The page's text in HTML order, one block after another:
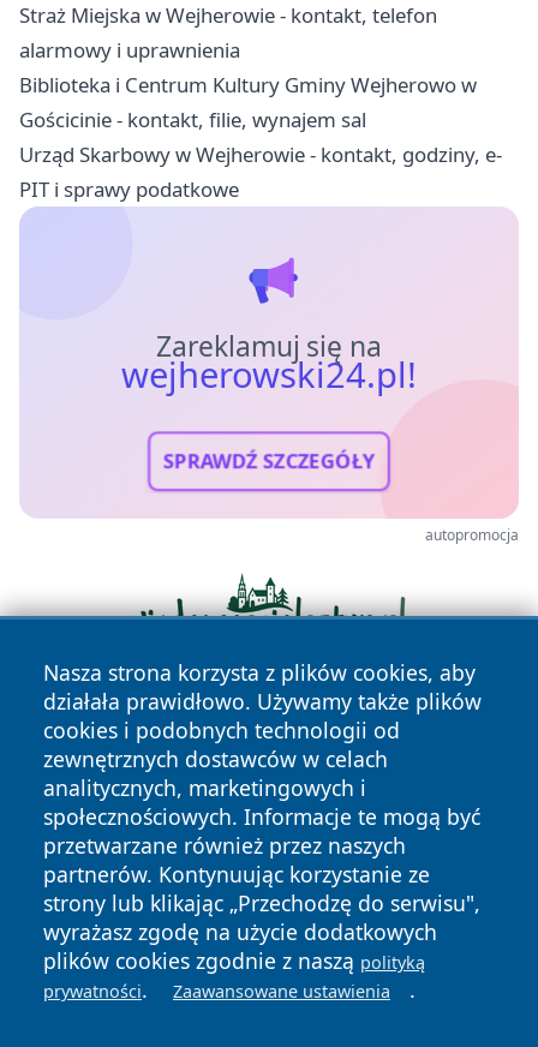
Straż Miejska w Wejherowie - kontakt, telefon
alarmowy i uprawnienia
Biblioteka i Centrum Kultury Gminy Wejherowo w
Gościcinie - kontakt, filie, wynajem sal
Urząd Skarbowy w Wejherowie - kontakt, godziny, e-
PIT i sprawy podatkowe
Zareklamuj się na
wejherowski24.pl!
SPRAWDŹ SZCZEGÓŁY
autopromocja
Nasza strona korzysta z plików cookies, aby
działała prawidłowo. Używamy także plików
cookies i podobnych technologii od
zewnętrznych dostawców w celach
analitycznych, marketingowych i
społecznościowych. Informacje te mogą być
przetwarzane również przez naszych
partnerów. Kontynuując korzystanie ze
strony lub klikając „Przechodzę do serwisu",
wyrażasz zgodę na użycie dodatkowych
plików cookies zgodnie z naszą polityką
prywatności. Zaawansowane ustawienia .
Copyright © 2026 wejherowski24.pl Wszystkie prawa
zastrzeżone.
News Autorzy
Polityka
Prywatności
Polityka
Cookies